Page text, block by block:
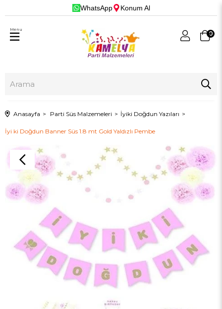
WhatsApp Konum Al
0
Menu
Anasayfa Parti Süs Malzemeleri İyiki Doğdun Yazıları
İyi ki Doğdun Banner Süs 1.8 mt Gold Yaldızlı Pembe